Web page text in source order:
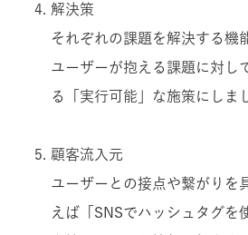
解決策
それぞれの課題を解決する機
ユーザーが抱える課題に対し
る「実行可能」な施策にしま
顧客流入元
ユーザーとの接点や繋がりを
えば「SNSでハッシュタグを